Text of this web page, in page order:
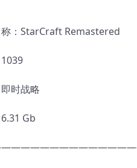
：StarCraft Remastered
时战略
Gb